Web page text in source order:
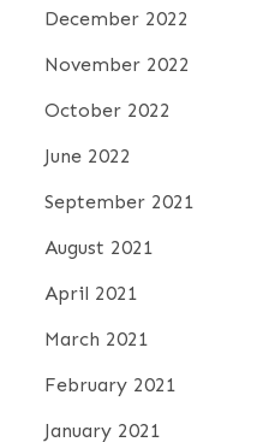
December 2022
November 2022
October 2022
June 2022
September 2021
August 2021
April 2021
March 2021
February 2021
January 2021